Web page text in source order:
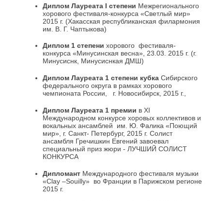
Диплом Лауреата I степени Межрегионального
хорового фестиваля-конкурса «Светлый мир»
2015 г. (Хакасская республиканская филармония
им. В. Г. Чаптыкова)
Диплом 1 степени хорового фестиваля-
конкурса «Минусинская весна», 23.03. 2015 г. (г.
Минусиснк, Минусиснкая ДМШ)
Диплом Лауреата 1 степени кубка Сибирского
федерального округа в рамках хорового
чемпионата России, г. Новосибирск, 2015 г.,
Диплом Лауреата 1 премии в ХI
Международном конкурсе хоровых коллективов и
вокальных ансамблей им. Ю. Фалика «Поющий
мир», г. Санкт- Петербург, 2015 г. Солист
ансамбля Гречишкин Евгений завоевал
специальный приз жюри - ЛУЧШИЙ СОЛИСТ
КОНКУРСА
ДипломантМеждународного фестиваля музыки
«Clay –Souilly» во Франции в Парижском регионе
2015 г.